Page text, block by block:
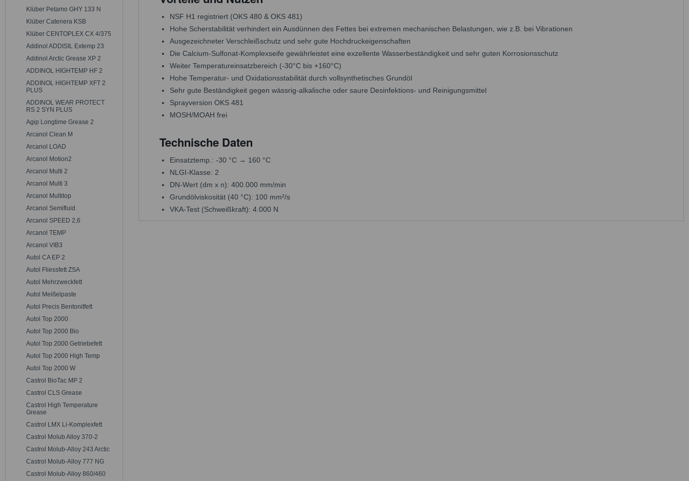
Klüber Petamo GHY 133 N
Klüber Catenera KSB
Klüber CENTOPLEX CX 4/375
Addinol ADDISIL Extemp 23
Addinol Arctic Grease XP 2
ADDINOL HIGHTEMP HF 2
ADDINOL HIGHTEMP XFT 2
PLUS
ADDINOL WEAR PROTECT
RS 2 SYN PLUS
Agip Longtime Grease 2
Arcanol Clean M
Arcanol LOAD
Arcanol Motion2
Arcanol Multi 2
Arcanol Multi 3
Arcanol Multitop
Arcanol Semifluid
Arcanol SPEED 2,6
Arcanol TEMP
Arcanol VIB3
Autol CA EP 2
Autol Fliessfett ZSA
Autol Mehrzweckfett
Autol Meißelpaste
Autol Precis Bentonitfett
Autol Top 2000
Autol Top 2000 Bio
Autol Top 2000 Getriebefett
Autol Top 2000 High Temp
Autol Top 2000 W
Castrol BioTac MP 2
Castrol CLS Grease
Castrol High Temperature
Grease
Castrol LMX Li-Komplexfett
Castrol Molub Alloy 370-2
Castrol Molub-Alloy 243 Arctic
Castrol Molub-Alloy 777 NG
Castrol Molub-Alloy 860/460
NSF H1 registriert (OKS 480 & OKS 481)
Hohe Scherstabilität verhindert ein Ausdünnen des Fettes bei extremen mechanischen Belastungen, wie z.B. bei Vibrationen
Ausgezeichneter Verschleißschutz und sehr gute Hochdruckeigenschaften
Die Calcium-Sulfonat-Komplexseife gewährleistet eine exzellente Wasserbeständigkeit und sehr guten Korrosionsschutz
Weiter Temperatureinsatzbereich (-30°C bis +160°C)
Hohe Temperatur- und Oxidationsstabilität durch vollsynthetisches Grundöl
Sehr gute Beständigkeit gegen wässrig-alkalische oder saure Desinfektions- und Reinigungsmittel
Sprayversion OKS 481
MOSH/MOAH frei
Technische Daten
Einsatztemp.: -30 °C → 160 °C
NLGI-Klasse: 2
DN-Wert (dm x n): 400.000 mm/min
Grundölviskosität (40 °C): 100 mm²/s
VKA-Test (Schweißkraft): 4.000 N